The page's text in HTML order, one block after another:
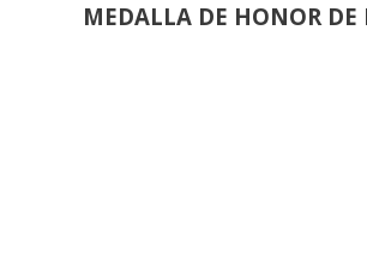
MEDALLA DE HONOR DE